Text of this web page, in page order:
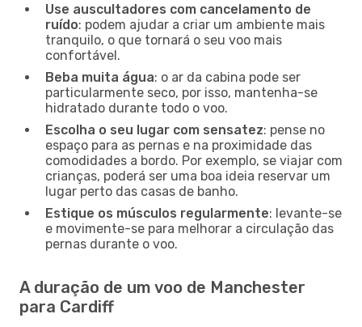
Use auscultadores com cancelamento de
ruído: podem ajudar a criar um ambiente mais
tranquilo, o que tornará o seu voo mais
confortável.
Beba muita água: o ar da cabina pode ser
particularmente seco, por isso, mantenha-se
hidratado durante todo o voo.
Escolha o seu lugar com sensatez: pense no
espaço para as pernas e na proximidade das
comodidades a bordo. Por exemplo, se viajar com
crianças, poderá ser uma boa ideia reservar um
lugar perto das casas de banho.
Estique os músculos regularmente: levante-se
e movimente-se para melhorar a circulação das
pernas durante o voo.
A duração de um voo de Manchester
para Cardiff